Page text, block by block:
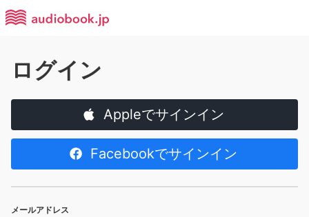
ログイン
Appleでサインイン
Facebookでサインイン
メールアドレス